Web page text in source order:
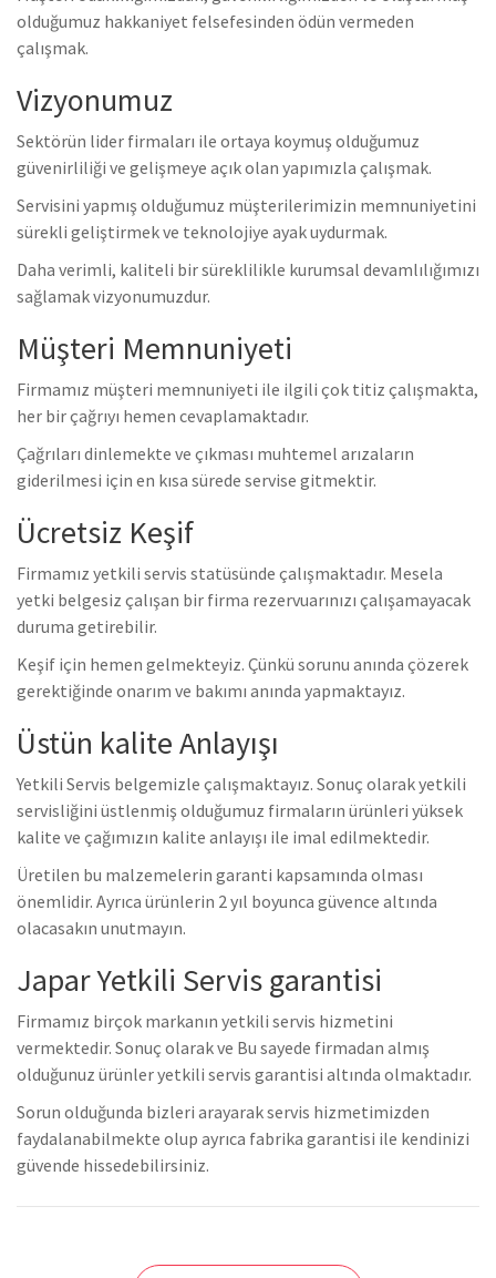
olduğumuz hakkaniyet felsefesinden ödün vermeden
çalışmak.
Vizyonumuz
Sektörün lider firmaları ile ortaya koymuş olduğumuz
güvenirliliği ve gelişmeye açık olan yapımızla çalışmak.
Servisini yapmış olduğumuz müşterilerimizin memnuniyetini
sürekli geliştirmek ve teknolojiye ayak uydurmak.
Daha verimli, kaliteli bir süreklilikle kurumsal devamlılığımızı
sağlamak vizyonumuzdur.
Müşteri Memnuniyeti
Firmamız müşteri memnuniyeti ile ilgili çok titiz çalışmakta,
her bir çağrıyı hemen cevaplamaktadır.
Çağrıları dinlemekte ve çıkması muhtemel arızaların
giderilmesi için en kısa sürede servise gitmektir.
Ücretsiz Keşif
Firmamız yetkili servis statüsünde çalışmaktadır. Mesela
yetki belgesiz çalışan bir firma rezervuarınızı çalışamayacak
duruma getirebilir.
Keşif için hemen gelmekteyiz. Çünkü sorunu anında çözerek
gerektiğinde onarım ve bakımı anında yapmaktayız.
Üstün kalite Anlayışı
Yetkili Servis belgemizle çalışmaktayız. Sonuç olarak yetkili
servisliğini üstlenmiş olduğumuz firmaların ürünleri yüksek
kalite ve çağımızın kalite anlayışı ile imal edilmektedir.
Üretilen bu malzemelerin garanti kapsamında olması
önemlidir. Ayrıca ürünlerin 2 yıl boyunca güvence altında
olacasakın unutmayın.
Japar Yetkili Servis garantisi
Firmamız birçok markanın yetkili servis hizmetini
vermektedir. Sonuç olarak ve Bu sayede firmadan almış
olduğunuz ürünler yetkili servis garantisi altında olmaktadır.
Sorun olduğunda bizleri arayarak servis hizmetimizden
faydalanabilmekte olup ayrıca fabrika garantisi ile kendinizi
güvende hissedebilirsiniz.